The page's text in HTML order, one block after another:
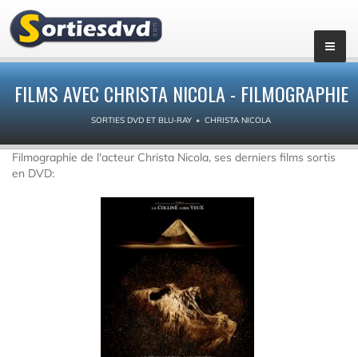
FILMS AVEC CHRISTA NICOLA - FILMOGRAPHIE
SORTIES DVD ET BLU-RAY CHRISTA NICOLA
Filmographie de l'acteur Christa Nicola, ses derniers films sortis
en DVD: